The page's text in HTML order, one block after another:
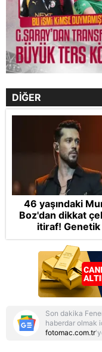
DİĞER
46 yaşındaki
Boz'dan dikkat
itiraf! Genetik
korkusunu
Son dakika
haberdar olmak
fotomac.com.tr